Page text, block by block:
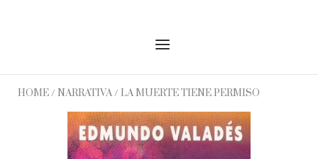
Menu
HOME/ NARRATIVA/ LA MUERTE TIENE PERMISO